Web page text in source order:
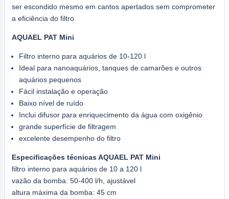
ser escondido mesmo em cantos apertados sem comprometer
a eficiência do filtro.
AQUAEL PAT Mini
Filtro interno para aquários de 10-120 l
Ideal para nanoaquários, tanques de camarões e outros
aquários pequenos
Fácil instalação e operação
Baixo nível de ruído
Inclui difusor para enriquecimento da água com oxigênio
grande superfície de filtragem
excelente desempenho do filtro
Especificações técnicas AQUAEL PAT Mini
filtro interno para aquários de 10 a 120 l
vazão da bomba: 50-400 l/h, ajustável
altura máxima da bomba: 45 cm